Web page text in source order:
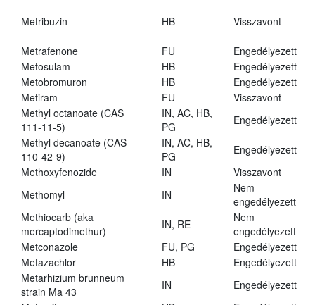
Metribuzin HB Visszavont
Metrafenone FU
Engedélyezett
Metosulam
HB
Engedélyezett
Metobromuron
HB
Engedélyezett
Metiram
FU
Visszavont
Methyl octanoate (CAS
111-11-5)
IN, AC, HB,
PG
Engedélyezett
Methyl decanoate (CAS
110-42-9)
IN, AC, HB,
PG
Engedélyezett
Methoxyfenozide
IN
Visszavont
Methomyl
IN
Nem
engedélyezett
Methiocarb (aka
mercaptodimethur)
IN, RE
Nem
engedélyezett
Metconazole
FU, PG
Engedélyezett
Metazachlor
HB
Engedélyezett
Metarhizium brunneum
strain Ma 43
IN
Engedélyezett